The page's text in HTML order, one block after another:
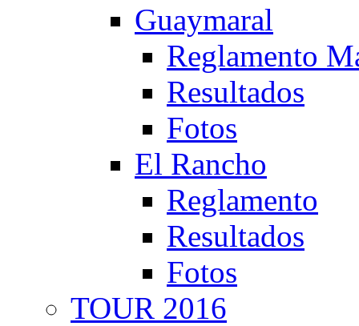
Guaymaral
Reglamento
Resultados
Fotos
El Rancho
Reglamento
Resultados
Fotos
TOUR 2016